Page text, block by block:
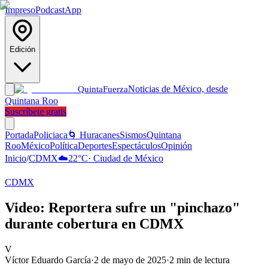
ImpresoPodcastApp
Edición
QuintaFuerzaNoticias de México, desde
Quintana Roo
Suscríbete gratis
PortadaPoliciaca 🌀 HuracanesSismosQuintana
RooMéxicoPolíticaDeportesEspectáculosOpinión
Inicio/CDMX☁️22°C· Ciudad de México
CDMX
Video: Reportera sufre un "pinchazo"
durante cobertura en CDMX
V
Víctor Eduardo García·2 de mayo de 2025·2 min de lectura